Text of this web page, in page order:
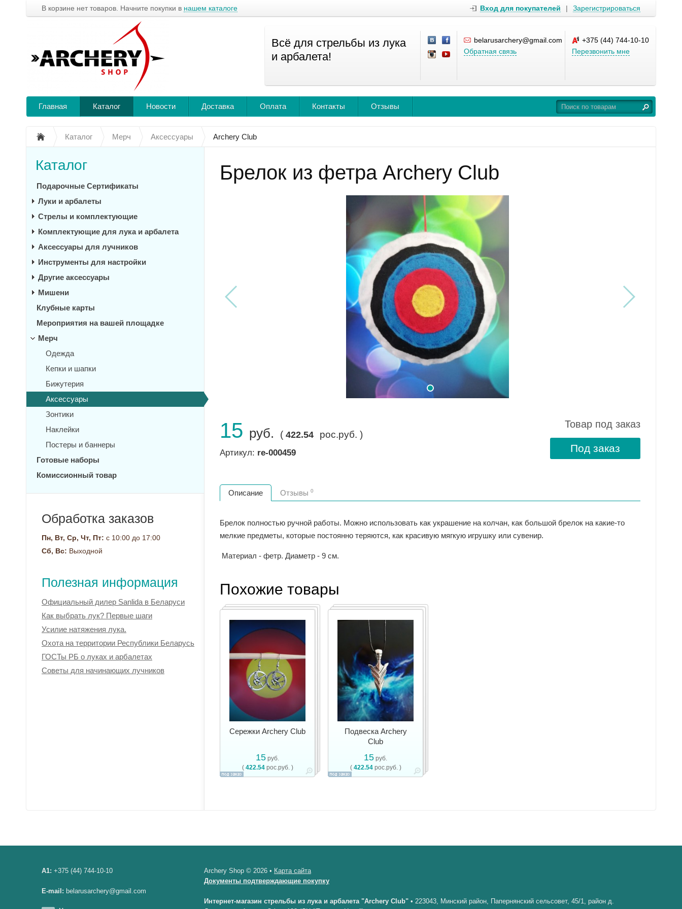
В корзине нет товаров. Начните покупки в нашем каталоге Вход для покупателей | Зарегистрироваться
Всё для стрельбы из лука
и арбалета!
belarusarchery@gmail.com
Обратная связь
+375 (44) 744-10-10
Перезвонить мне
Главная Каталог Новости Доставка Оплата Контакты Отзывы
Каталог Мерч Аксессуары Archery Club
Брелок из фетра Archery Club
15 руб. ( 422.54 рос.руб. )
Артикул: re-000459
Товар под заказ
Под заказ
Описание Отзывы 0
Брелок полностью ручной работы. Можно использовать как украшение на колчан, как большой брелок на какие-то
мелкие предметы, которые постоянно теряются, как красивую мягкую игрушку или сувенир.
Материал - фетр. Диаметр - 9 см.
Похожие товары
Сережки Archery Club
15 руб.
( 422.54рос.руб. )
Подвеска Archery
Club
15 руб.
( 422.54рос.руб. )
Каталог
Подарочные Сертификаты
Луки и арбалеты
Стрелы и комплектующие
Комплектующие для лука и арбалета
Аксессуары для лучников
Инструменты для настройки
Другие аксессуары
Мишени
Клубные карты
Мероприятия на вашей площадке
Мерч
Одежда
Кепки и шапки
Бижутерия
Аксессуары
Зонтики
Наклейки
Постеры и баннеры
Готовые наборы
Комиссионный товар
Обработка заказов
Пн, Вт, Ср, Чт, Пт: с 10:00 до 17:00
Сб, Вс: Выходной
Полезная информация
Официальный дилер Sanlida в Беларуси
Как выбрать лук? Первые шаги
Усилие натяжения лука.
Охота на территории Республики Беларусь
ГОСТы РБ о луках и арбалетах
Советы для начинающих лучников
A1: +375 (44) 744-10-10
E-mail: belarusarchery@gmail.com
Archery Shop © 2026 • Карта сайта
Документы подтверждающие покупку
Интернет-магазин стрельбы из лука и арбалета "Archery Club" • 223043, Минский район, Папернянский сельсовет, 45/1, район д.